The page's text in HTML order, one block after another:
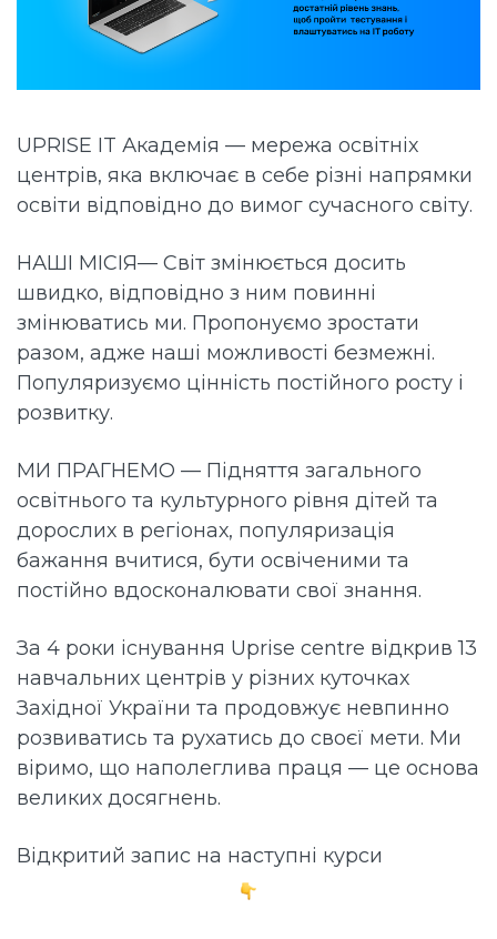
UPRISE IT Академія — мережа освітніх
центрів, яка включає в себе різні напрямки
освіти відповідно до вимог сучасного світу.
НАШІ МІСІЯ— Світ змінюється досить
швидко, відповідно з ним повинні
змінюватись ми. Пропонуємо зростати
разом, адже наші можливості безмежні.
Популяризуємо цінність постійного росту і
розвитку.
МИ ПРАГНЕМО — Підняття загального
освітнього та культурного рівня дітей та
дорослих в регіонах, популяризація
бажання вчитися, бути освіченими та
постійно вдосконалювати свої знання.
За 4 роки існування Uprise centre відкрив 13
навчальних центрів у різних куточках
Західної України та продовжує невпинно
розвиватись та рухатись до своєї мети. Ми
віримо, що наполеглива праця — це основа
великих досягнень.
Відкритий запис на наступні курси